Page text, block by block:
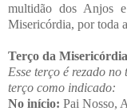
multidão dos Anjos
Misericórdia, por toda
Terço da Misericórdia
Esse terço é rezado
terço como indicado:
No início: Pai Nosso,